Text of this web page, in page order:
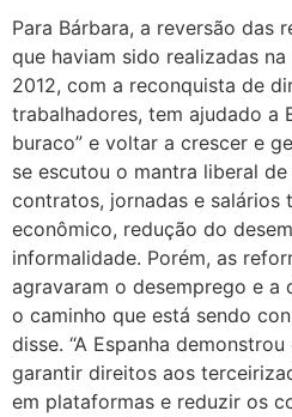
Para Bárbara, a reversão das
que haviam sido realizadas
2012, com a reconquista de
trabalhadores, tem ajudado a
buraco” e voltar a crescer e
se escutou o mantra liberal
contratos, jornadas e salários
econômico, redução do
informalidade. Porém, as
agravaram o desemprego e a
o caminho que está sendo
disse. “A Espanha
garantir direitos aos
em plataformas e reduzir os